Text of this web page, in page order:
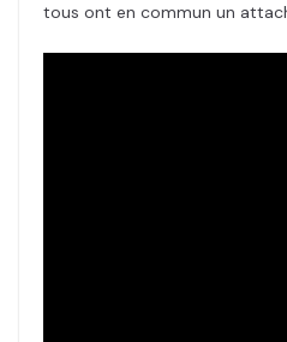
tous ont en commun un